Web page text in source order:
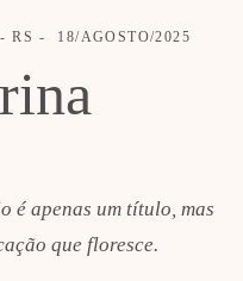
RS 18/AGOSTO/2025
é apenas um título, mas
que floresce.